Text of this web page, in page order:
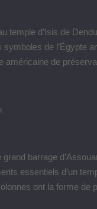
temple d’Isis de
de l’Égypte
américaine de
barrage
essentiels d’un
ont la forme de